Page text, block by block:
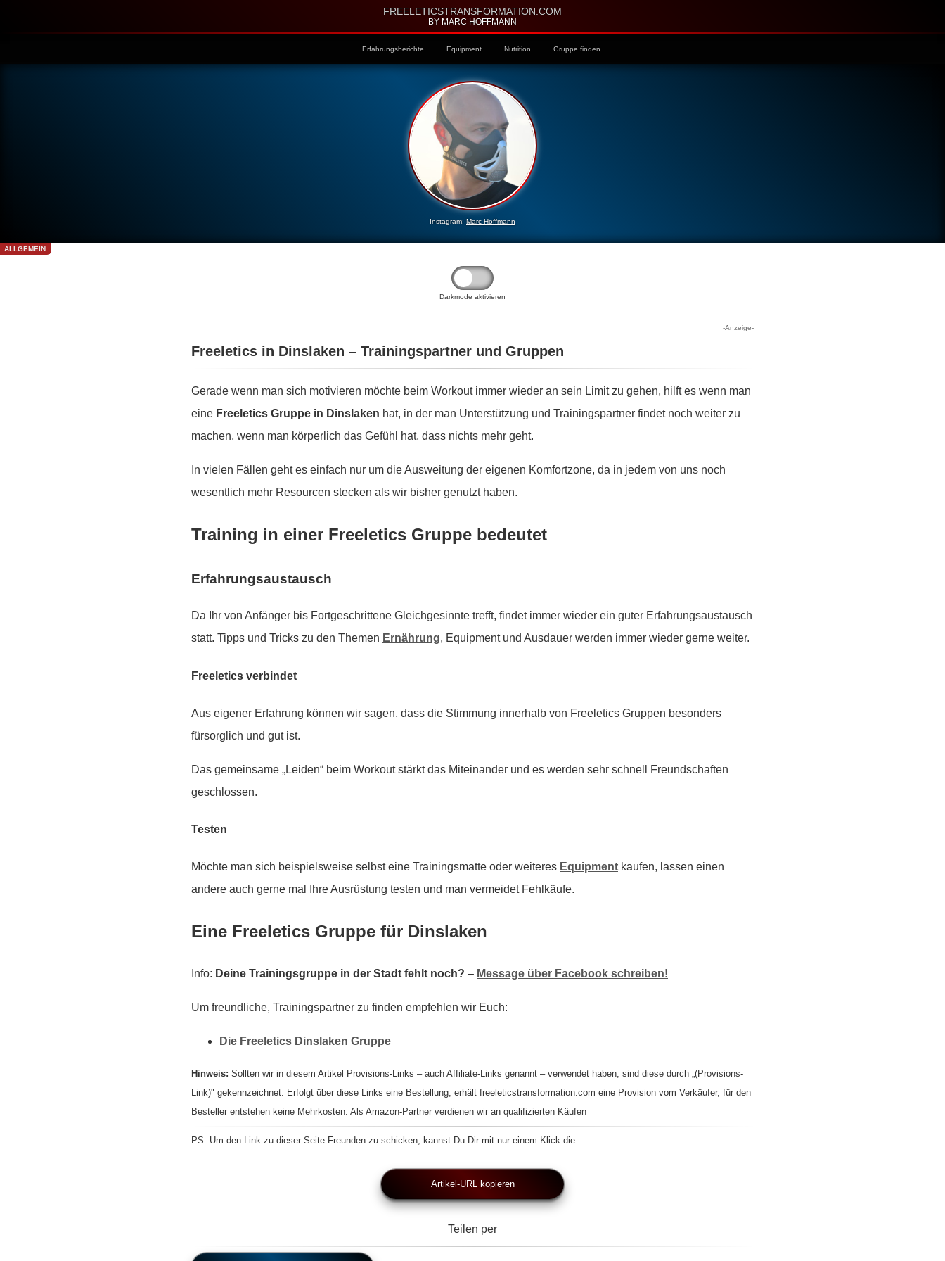
FREELETICSTRANSFORMATION.COM
BY MARC HOFFMANN
Erfahrungsberichte Equipment Nutrition Gruppe finden
Instagram: Marc Hoffmann
ALLGEMEIN
Darkmode aktivieren
-Anzeige-
Freeletics in Dinslaken – Trainingspartner und Gruppen
Gerade wenn man sich motivieren möchte beim Workout immer wieder an sein Limit zu gehen, hilft es wenn man
eine Freeletics Gruppe in Dinslaken hat, in der man Unterstützung und Trainingspartner findet noch weiter zu
machen, wenn man körperlich das Gefühl hat, dass nichts mehr geht.
In vielen Fällen geht es einfach nur um die Ausweitung der eigenen Komfortzone, da in jedem von uns noch
wesentlich mehr Resourcen stecken als wir bisher genutzt haben.
Training in einer Freeletics Gruppe bedeutet
Erfahrungsaustausch
Da Ihr von Anfänger bis Fortgeschrittene Gleichgesinnte trefft, findet immer wieder ein guter Erfahrungsaustausch
statt. Tipps und Tricks zu den Themen Ernährung, Equipment und Ausdauer werden immer wieder gerne weiter.
Freeletics verbindet
Aus eigener Erfahrung können wir sagen, dass die Stimmung innerhalb von Freeletics Gruppen besonders
fürsorglich und gut ist.
Das gemeinsame „Leiden“ beim Workout stärkt das Miteinander und es werden sehr schnell Freundschaften
geschlossen.
Testen
Möchte man sich beispielsweise selbst eine Trainingsmatte oder weiteres Equipment kaufen, lassen einen
andere auch gerne mal Ihre Ausrüstung testen und man vermeidet Fehlkäufe.
Eine Freeletics Gruppe für Dinslaken
Info: Deine Trainingsgruppe in der Stadt fehlt noch? – Message über Facebook schreiben!
Um freundliche, Trainingspartner zu finden empfehlen wir Euch:
Die Freeletics Dinslaken Gruppe
Hinweis: Sollten wir in diesem Artikel Provisions-Links – auch Affiliate-Links genannt – verwendet haben, sind diese durch „(Provisions-
Link)" gekennzeichnet. Erfolgt über diese Links eine Bestellung, erhält freeleticstransformation.com eine Provision vom Verkäufer, für den
Besteller entstehen keine Mehrkosten. Als Amazon-Partner verdienen wir an qualifizierten Käufen
PS: Um den Link zu dieser Seite Freunden zu schicken, kannst Du Dir mit nur einem Klick die...
Artikel-URL kopieren
Teilen per